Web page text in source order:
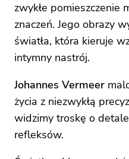
zwykłe pomieszczenie
znaczeń. Jego obrazy
światła, która kieruje
intymny nastrój.
Johannes Vermeer
życia z niezwykłą
widzimy troskę o
refleksów.